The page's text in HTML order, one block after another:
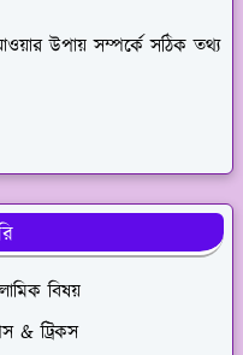
উপায় সম্পর্কে সঠিক তথ্য
বিষয়
& ট্রিকস